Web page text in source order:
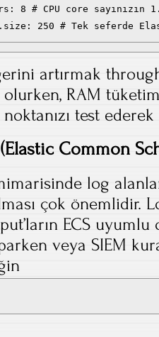
8 # CPU core
250 # Tek seferde
artırmak
olurken, RAM
test ederek
(Elastic Common
log
çok önemlidir.
ECS
veya SIEM